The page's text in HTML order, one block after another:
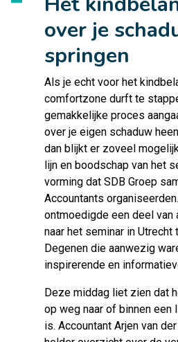
over je
springen
Als je echt voor het
comfortzone durft te
gemakkelijke proces
over je eigen schaduw
dan blijkt er zoveel
lijn en boodschap van het
vorming dat SDB Groep
Accountants
ontmoedigde een deel van
naar het seminar in Utrecht
Degenen die aanwezig
inspirerende en
Deze middag liet zien dat
op weg naar of binnen een
is. Accountant Arjen van